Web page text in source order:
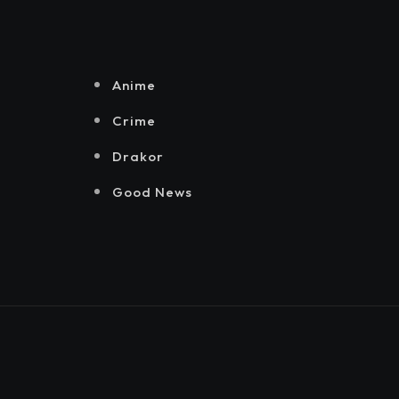
Anime
Crime
Drakor
Good News